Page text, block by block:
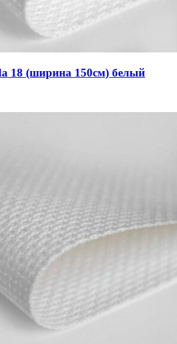
18 (ширина 150см) белый